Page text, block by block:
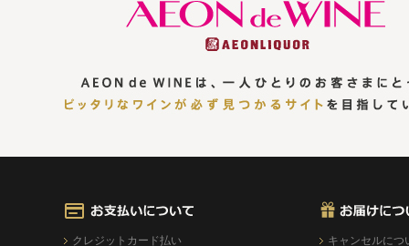
クレジットカード払い
キャンセルにつ